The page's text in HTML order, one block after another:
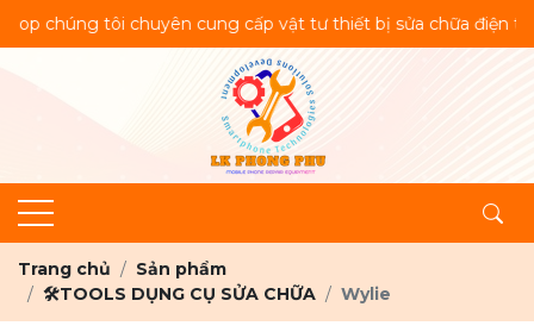
chúng tôi chuyên cung cấp vật tư thiết bị sửa chữa điện
Trang chủ
Sản phẩm
🛠️TOOLS DỤNG CỤ SỬA CHỮA
Wylie